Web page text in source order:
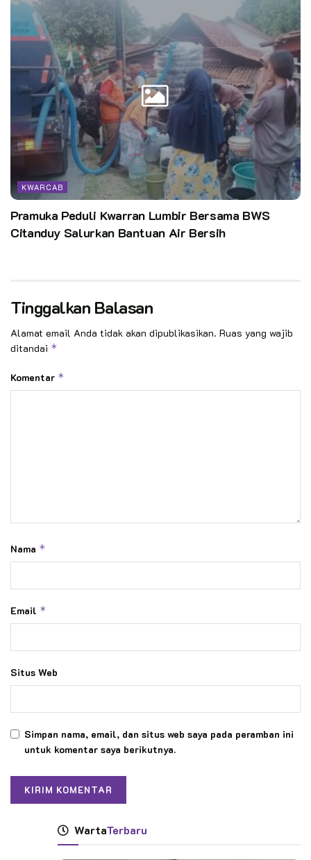
memajukan Gerakan Pramuka,” tutupnya.
Kegiatan Dianpinsat Kwarcab Kota Pekanbaru Tahun 2026
pun resmi dibuka dengan penuh semangat dan harapan lahirnya
generasi muda Pramuka yang tanggap, cerdas, serta
bermartabat.
Pewarta : Kak Rasid Ahmad
Editor:
HumasKN
Kata Kunci:
dianpinsat kwarcab pekanbaru
kwarda riau
pramuka
Setiappramukaadalahpewarta
KWARCAB
Pramuka Peduli Kwarran Lumbir Bersama BWS
Citanduy Salurkan Bantuan Air Bersih
Tinggalkan Balasan
Alamat email Anda tidak akan dipublikasikan. Ruas yang wajib
ditandai *
Komentar *
Nama *
Email *
Situs Web
Simpan nama, email, dan situs web saya pada peramban ini
untuk komentar saya berikutnya.
WartaTerbaru